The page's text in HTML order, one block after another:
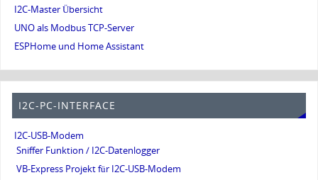
I2C-Master Übersicht
UNO als Modbus TCP-Server
ESPHome und Home Assistant
I2C-PC-INTERFACE
I2C-USB-Modem
Sniffer Funktion / I2C-Datenlogger
VB-Express Projekt für I2C-USB-Modem